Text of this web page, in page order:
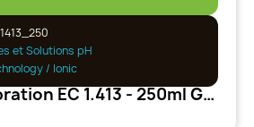
et Solutions pH
/ Ionic
Solution Calibration EC 1.413 - 250ml Growth Technology